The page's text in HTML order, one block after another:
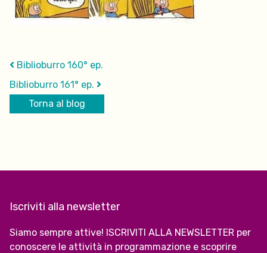
Biblioburro 160° ep.
Torna al blog
Biblioburro 161° ep.
Iscriviti alla newsletter
Siamo sempre attive! ISCRIVITI ALLA NEWSLETTER per
conoscere le attività in programmazione e scoprire